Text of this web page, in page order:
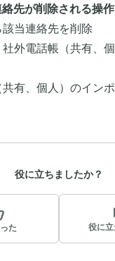
先が削除される操作
当連絡先を削除
外電話帳（共有、
有、個人）のインポ
役に立ちましたか？
た 役に